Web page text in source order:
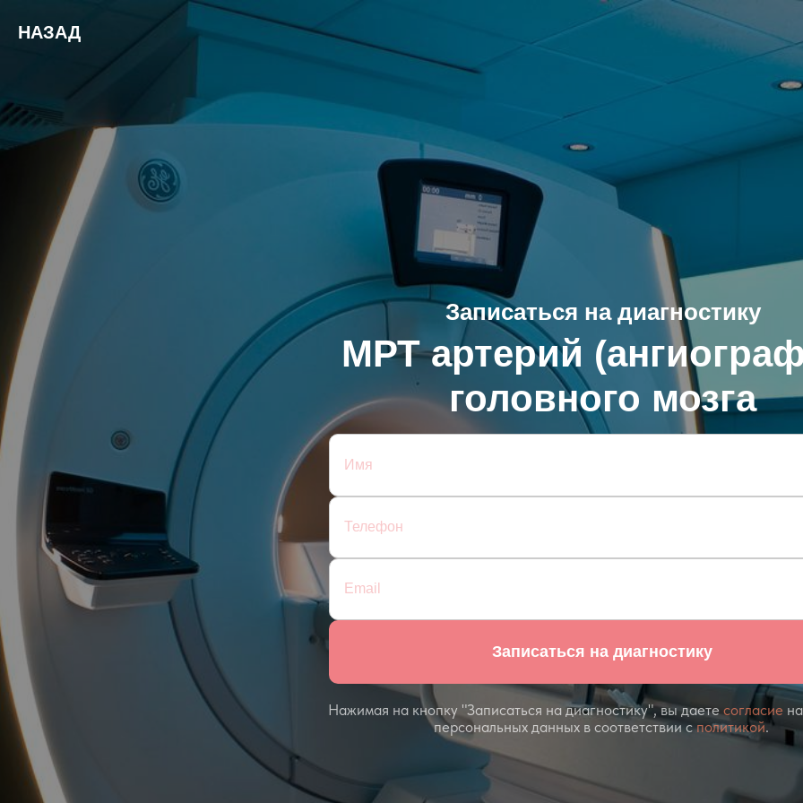
НАЗАД
Нажимая на кнопку "Записаться на диагностику", вы даете согласие
персональных данных в соответствии сполитикой.
Записаться на диагностику
МРТ артерий
головного мозга
Записаться на диагностику